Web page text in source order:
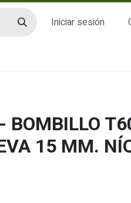
Iniciar sesión
BOMBILLO
15 MM.